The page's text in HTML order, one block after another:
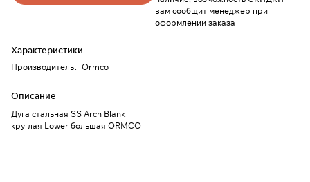
Характеристики
Производитель: Ormco
Описание
Дуга стальная SS Arch Blank
круглая Lower большая ORMCO
вам сообщит менеджер при
оформлении заказа